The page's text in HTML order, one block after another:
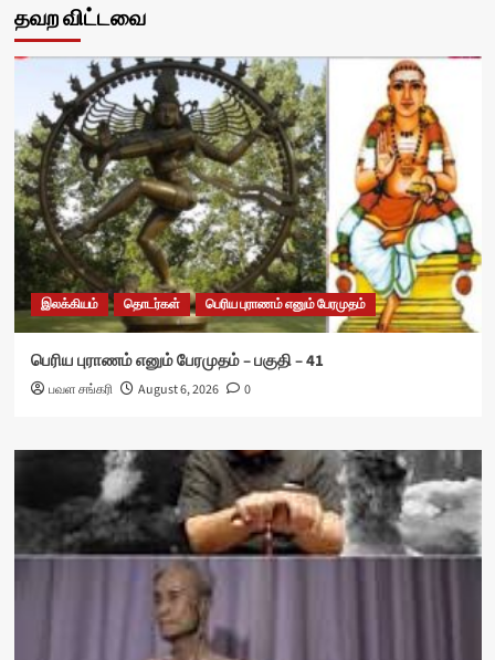
தவற விட்டவை
இலக்கியம் தொடர்கள் பெரிய புராணம் எனும் பேரமுதம்
பெரிய புராணம் எனும் பேரமுதம் – பகுதி – 41
பவள சங்கரி August 6, 2026 0